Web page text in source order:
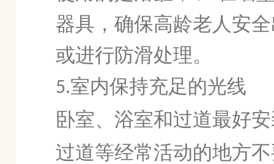
器具，确保高龄老人安
或进行防滑处理。
5.室内保持充足的光线
卧室、浴室和过道最好
过道等经常活动的地方